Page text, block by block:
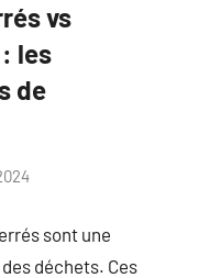
vs
les
de
sont une
déchets. Ces